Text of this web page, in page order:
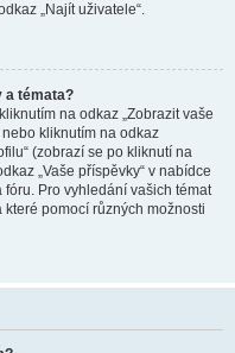
„Najít uživatele“.
a témata?
na odkaz „Zobrazit vaše
nebo kliknutím na odkaz
(zobrazí se po kliknutí na
„Vaše příspěvky“ v nabídce
fóru. Pro vyhledání vašich témat
pomocí různých možnosti